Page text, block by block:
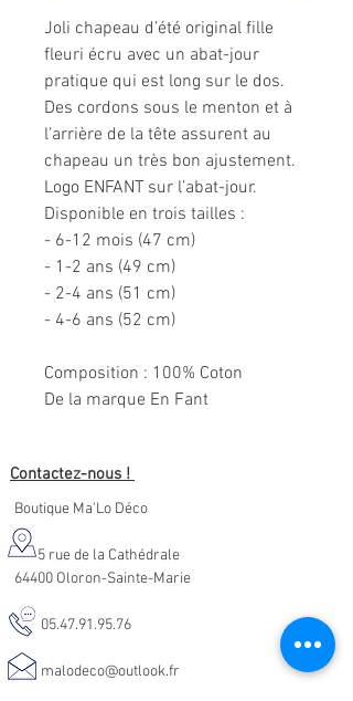
Joli chapeau d’été original fille
fleuri écru avec un abat-jour
pratique qui est long sur le dos.
Des cordons sous le menton et à
l’arrière de la tête assurent au
chapeau un très bon ajustement.
Logo ENFANT sur l’abat-jour.
Disponible en trois tailles :
- 6-12 mois (47 cm)
- 1-2 ans (49 cm)
- 2-4 ans (51 cm)
- 4-6 ans (52 cm)
Composition : 100% Coton
De la marque En Fant
Contactez-nous !
Boutique Ma'Lo Déco
5 rue de la Cathédrale
64400 Oloron-Sainte-Marie
05.47.91.95.76
malodeco@outlook.fr